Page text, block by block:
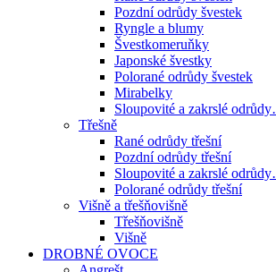
Pozdní odrůdy švestek
Ryngle a blumy
Švestkomeruňky
Japonské švestky
Polorané odrůdy švestek
Mirabelky
Sloupovité a zakrslé
Třešně
Rané odrůdy třešní
Pozdní odrůdy třešní
Sloupovité a zakrslé
Polorané odrůdy třešní
Višně a třešňovišně
Třešňovišně
Višně
DROBNÉ OVOCE